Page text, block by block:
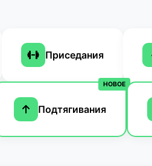
Приседания
НОВОЕ
Подтягивания